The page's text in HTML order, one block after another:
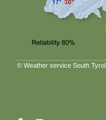
© Weather service South Tyrol